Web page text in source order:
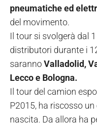
pneumatiche ed
del movimento.
Il tour si svolgerà dal
distributori durante i
sarannoValladolid,
Lecco e Bologna.
Il tour del camion
P2015, ha riscosso
nascita. Da allora ha